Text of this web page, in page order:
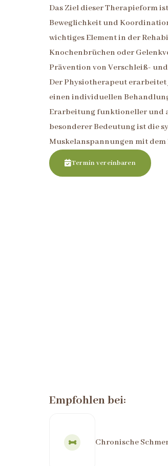
Das Ziel dieser Therapieform
Beweglichkeit und
wichtiges Element in der
Knochenbrüchen oder
Prävention von Verschleiß-
Der Physiotherapeut
einen individuellen
Erarbeitung funktioneller und
besonderer Bedeutung ist die
Muskelanspannungen mit
Termin vereinbaren
Empfohlen bei:
Chronische